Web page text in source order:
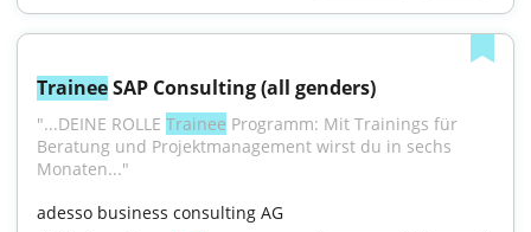
Trainee SAP Consulting (all genders)
"...DEINE ROLLE Trainee Programm: Mit Trainings für
Beratung und Projektmanagement wirst du in sechs
Monaten..."
adesso business consulting AG